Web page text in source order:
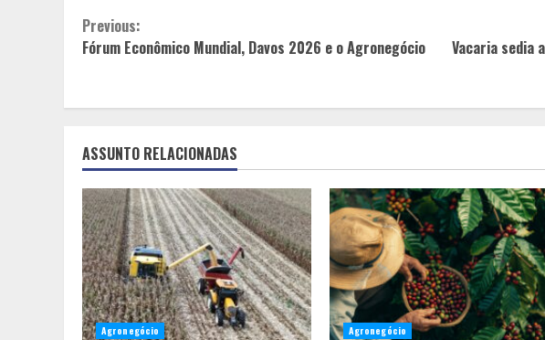
Continue
Reading
Previous:
Fórum Econômico Mundial, Davos 2026 e o Agronegócio
Vacaria sedia
ASSUNTO RELACIONADAS
Agronegócio Agronegócio